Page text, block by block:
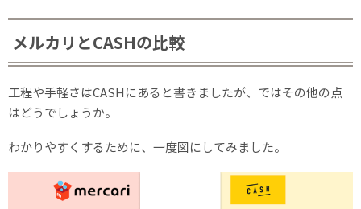
メルカリとCASHの比較
工程や手軽さはCASHにあると書きましたが、ではその他の点
はどうでしょうか。
わかりやすくするために、一度図にしてみました。